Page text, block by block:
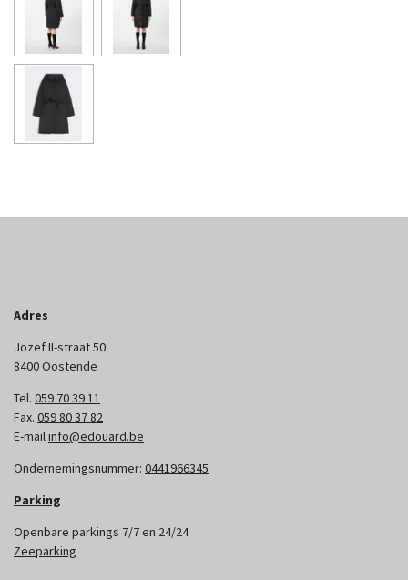
Adres
Jozef II-straat 50
8400 Oostende
Tel. 059 70 39 11
Fax. 059 80 37 82
E-mailinfo@edouard.be
Ondernemingsnummer: 0441966345
Parking
Openbare parkings 7/7 en 24/24
Zeeparking